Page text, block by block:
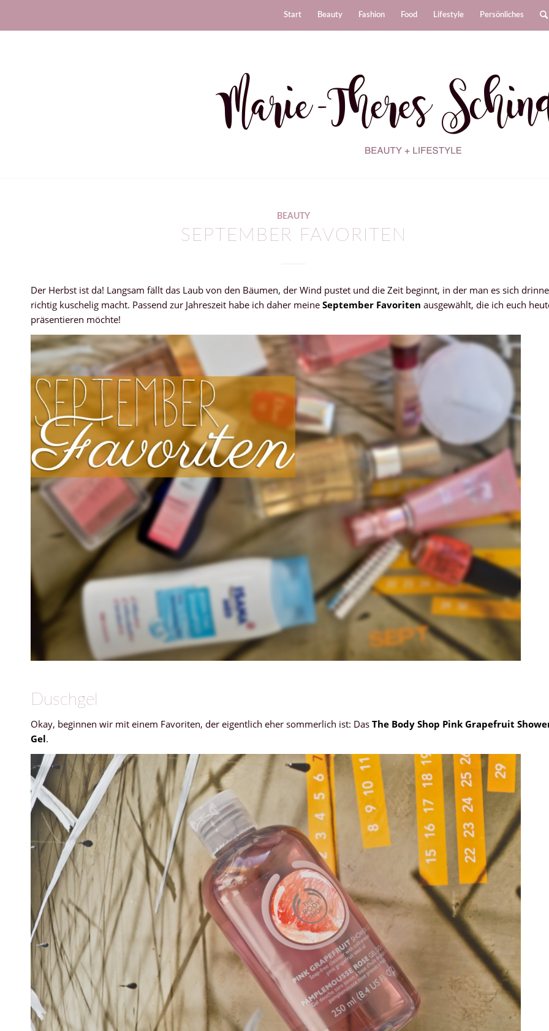
Start Beauty Fashion Food Lifestyle Persönliches
BEAUTY
SEPTEMBER FAVORITEN
Der Herbst ist da! Langsam fällt das Laub von den Bäumen, der Wind pustet und die Zeit beginnt, in der man es sich
richtig kuschelig macht. Passend zur Jahreszeit habe ich daher meine September Favoriten ausgewählt, die ich euch
präsentieren möchte!
Duschgel
Okay, beginnen wir mit einem Favoriten, der eigentlich eher sommerlich ist: Das The Body Shop Pink Grapefruit
Gel.